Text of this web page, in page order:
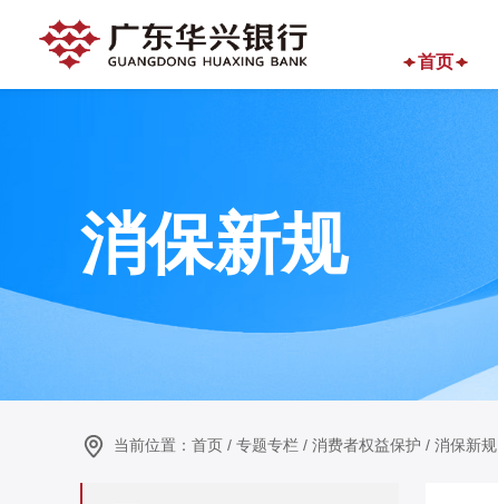
首页
消保新规
当前位置： 首页 / 专题专栏 / 消费者权益保护 / 消保新规